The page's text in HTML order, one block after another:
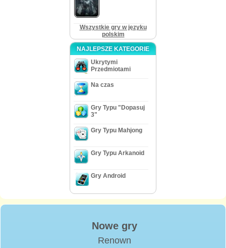
Wszystkie gry w języku
polskim
NAJLEPSZE KATEGORIE
Ukrytymi
Przedmiotami
Na czas
Gry Typu "Dopasuj
3"
Gry Typu Mahjong
Gry Typu Arkanoid
Gry Android
Nowe gry
Renown